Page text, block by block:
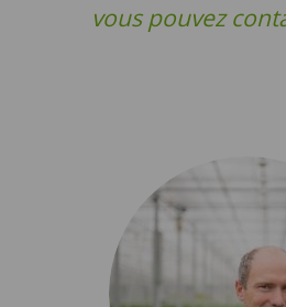
vous pouvez